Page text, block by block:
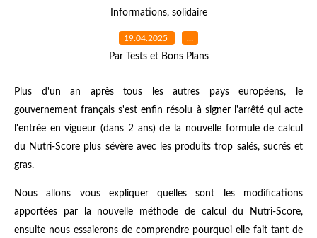
Informations, solidaire
19.04.2025 …
Par Tests et Bons Plans
Plus d'un an après tous les autres pays européens, le
gouvernement français s'est enfin résolu à signer l'arrêté qui acte
l'entrée en vigueur (dans 2 ans) de la nouvelle formule de calcul
du Nutri-Score plus sévère avec les produits trop salés, sucrés et
gras.
Nous allons vous expliquer quelles sont les modifications
apportées par la nouvelle méthode de calcul du Nutri-Score,
ensuite nous essaierons de comprendre pourquoi elle fait tant de